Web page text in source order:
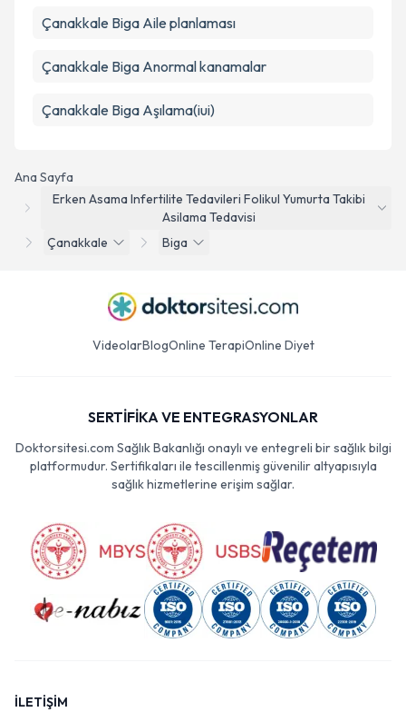
Ana Sayfa
Erken Asama Infertilite Tedavileri Folikul Yumurta Takibi
Asilama Tedavisi
Çanakkale
Biga
Çanakkale Biga Aile planlaması
Çanakkale Biga Anormal kanamalar
Çanakkale Biga Aşılama(iui)
VideolarBlogOnline TerapiOnline Diyet
SERTİFİKA VE ENTEGRASYONLAR
Doktorsitesi.com Sağlık Bakanlığı onaylı ve entegreli bir sağlık bilgi
platformudur. Sertifikaları ile tescillenmiş güvenilir altyapısıyla
sağlık hizmetlerine erişim sağlar.
İLETİŞİM